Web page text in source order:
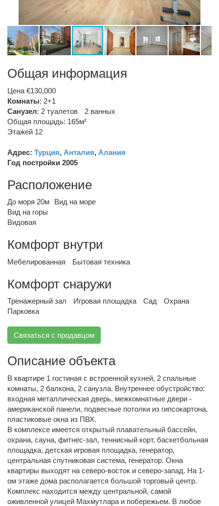
Общая информация
Цена €130,000
Комнаты: 2+1
Санузел: 2 туалетов
2 ванных
Общая площадь: 165м²
Этажей 12
Адрес: Турция, Анталия, Алания
Год постройки 2005
Расположение
До моря 20м
Вид на море
Вид на горы
Видовая
Комфорт внутри
Мебелированная Бытовая техника
Комфорт снаружи
Тренажерный зал Игровая площадка Сад
Охрана
Парковка
Связаться с продавцом
Описание объекта
В квартире 1 гостиная с встроенной кухней, 2 спальные
комнаты, 2 балкона, 2 санузла. Внутреннее обустройство:
входная металлическая дверь, межкомнатные двери -
американской панели, подвесные потолки из гипсокартона,
пластиковые окна из ПВХ.
В комплексе имеется открытый плавательный бассейн,
охрана, сауна, фитнес-зал, теннисный корт, баскетбольная
площадка, детская игровая площадка, генератор,
центральная спутниковая система, генератор. Окна
квартиры выходят на северо-восток и северо-запад. На 1-
ом этаже дома располагается большой торговый центр.
Комплекс находится между центральной, самой
оживленной улицей Махмутлара и побережьем. В любое